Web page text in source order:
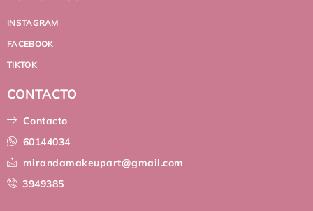
INSTAGRAM
FACEBOOK
TIKTOK
CONTACTO
Contacto
60144034
mirandamakeupart@gmail.com
3949385